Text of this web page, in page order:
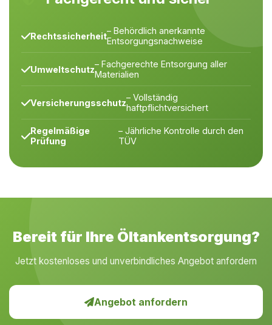
Rechtssicherheit– Behördlich anerkannte
Entsorgungsnachweise
Umweltschutz– Fachgerechte Entsorgung aller
Materialien
Versicherungsschutz– Vollständig
haftpflichtversichert
Regelmäßige
Prüfung
– Jährliche Kontrolle durch den
TÜV
Bereit für Ihre Öltankentsorgung?
Jetzt kostenloses und unverbindliches Angebot anfordern
Angebot anfordern